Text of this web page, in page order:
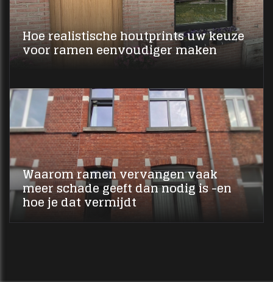
Hoe realistische houtprints uw keuze
voor ramen eenvoudiger maken
Waarom ramen vervangen vaak
meer schade geeft dan nodig is -en
hoe je dat vermijdt